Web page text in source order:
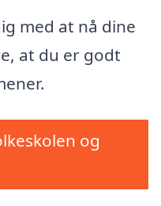
med at nå dine
at du er godt
og